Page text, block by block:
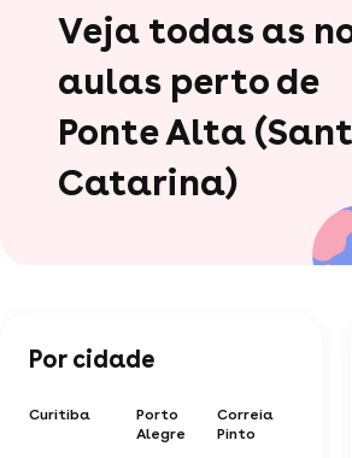
Veja todas as
aulas perto de
Ponte Alta
Catarina)
Por cidade
Curitiba
Porto
Alegre
Correia
Pinto